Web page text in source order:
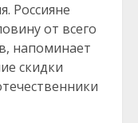
Россияне
от всего
напоминает
скидки